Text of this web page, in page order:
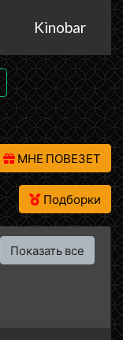
Kinobar
МНЕ ПОВЕЗЕТ
Подборки
Показать все